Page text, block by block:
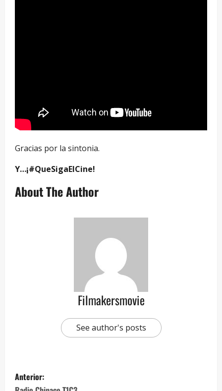
Gracias por la sintonia.
Y…¡#QueSigaElCine!
About The Author
Filmakersmovie
See author's posts
Anterior: